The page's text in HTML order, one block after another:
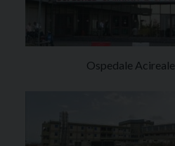
Ospedale Acireale